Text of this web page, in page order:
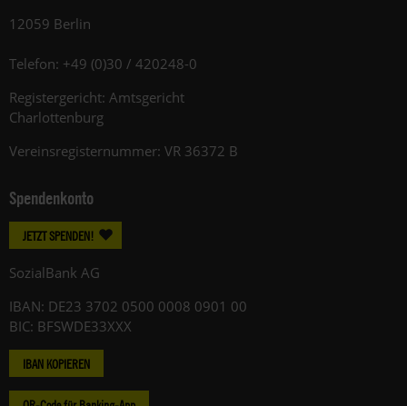
12059 Berlin
Telefon: +49 (0)30 / 420248-0
Registergericht: Amtsgericht
Charlottenburg
Vereinsregisternummer: VR 36372 B
Spendenkonto
JETZT SPENDEN!
SozialBank AG
IBAN: DE23 3702 0500 0008 0901 00
BIC: BFSWDE33XXX
IBAN KOPIEREN